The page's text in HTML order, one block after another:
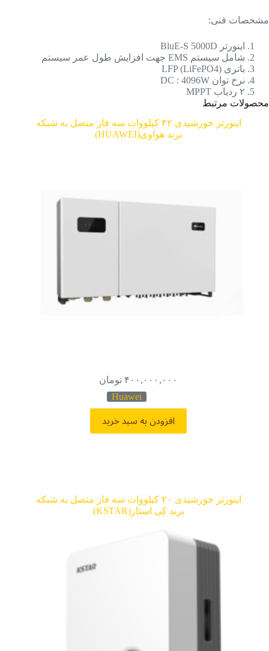
مشخصات فنی:
اینورتر BluE-S 5000D
شامل سیستم EMS جهت افزایش طول عمر سیستم
باتری LFP (LiFePO4)
نرخ توان DC : 4096W
۲ ردیاب MPPT
محصولات مرتبط
اینورتر خورشیدی ۴۲ کیلووات سه فاز متصل به شبکه
برند هواوی(HUAWEI)
۴۰۰,۰۰۰,۰۰۰ تومان
Huawei
افزودن به سبد خرید
اینورتر خورشیدی ۲۰ کیلووات سه فاز متصل به شبکه
برند کِی استار(KSTAR)